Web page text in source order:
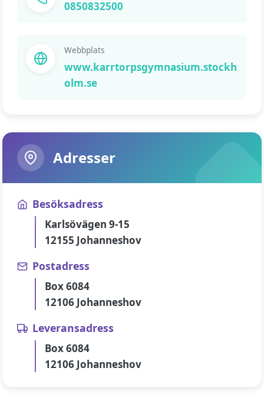
0850832500
Webbplats
www.karrtorpsgymnasium.stockh
olm.se
Adresser
Besöksadress
Karlsövägen 9-15
12155 Johanneshov
Postadress
Box 6084
12106 Johanneshov
Leveransadress
Box 6084
12106 Johanneshov